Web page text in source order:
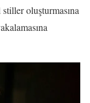
oluşturmasına